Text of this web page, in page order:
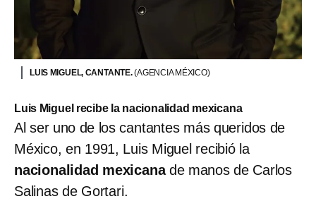
LUIS MIGUEL, CANTANTE.(AGENCIA MÉXICO)
Luis Miguel recibe la nacionalidad mexicana
Al ser uno de los cantantes más queridos de
México, en 1991, Luis Miguel recibió la
nacionalidad mexicanade manos de Carlos
Salinas de Gortari.